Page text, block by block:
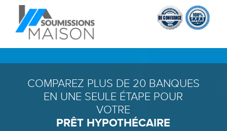
COMPAREZ PLUS DE 20 BANQUES
EN UNE SEULE ÉTAPE POUR
VOTRE
PRÊT HYPOTHÉCAIRE